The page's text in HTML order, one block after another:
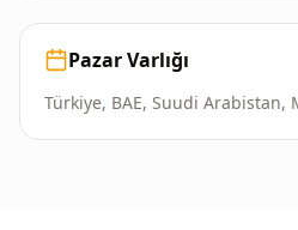
Pazar Varlığı
Türkiye, BAE, Suudi Arabistan,